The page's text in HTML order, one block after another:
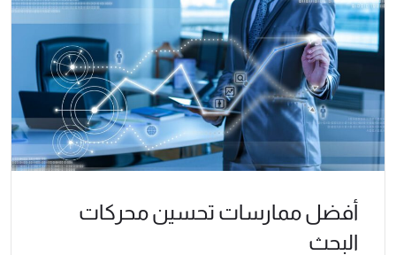
أفضل ممارسات تحسين محركات
البحث